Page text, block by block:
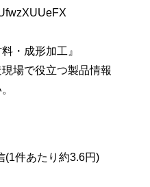
・成形加工』
場で役立つ製品情報
件あたり約3.6円)